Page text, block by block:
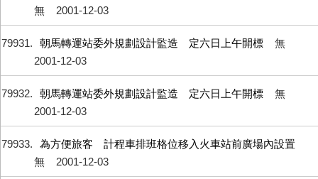
無
2001-12-03
79931 朝馬轉運站委外規劃設計監造 定六日上午開標
無
2001-12-03
79932 朝馬轉運站委外規劃設計監造 定六日上午開標
無
2001-12-03
79933
為方便旅客 計程車排班格位移入火車站前廣場內設置
無
2001-12-03